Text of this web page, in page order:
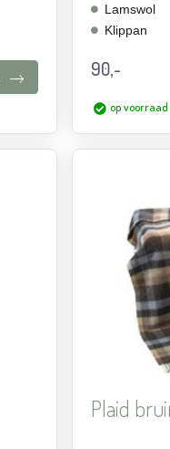
Lamswol
Klippan
90,-
op voorraad
Plaid